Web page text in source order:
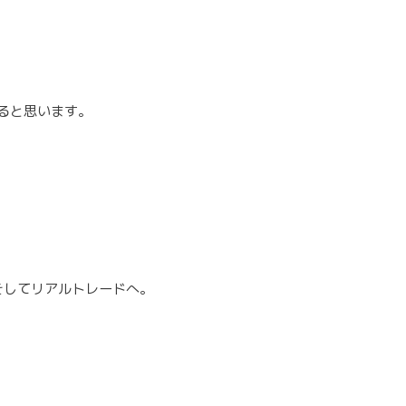
思います。
てリアルトレードへ。